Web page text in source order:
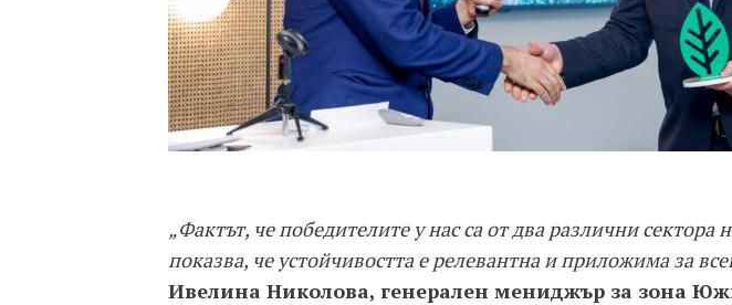
„Фактът, че победителите у нас са от два различни сектора
показва, че устойчивостта е релевантна и приложима за
Ивелина Николова, генерален мениджър за зона